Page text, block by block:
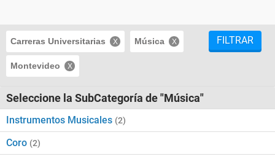
Carreras Universitarias Música
Montevideo
FILTRAR
Seleccione la SubCategoría de "Música"
Instrumentos Musicales (2)
Coro (2)